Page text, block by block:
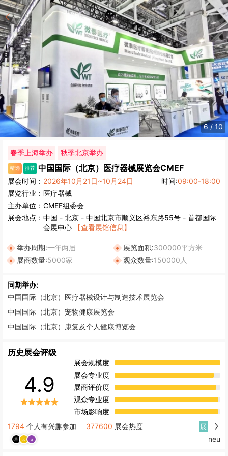
6/10
春季上海举办 秋季北京举办
精选 推荐 中国国际（北京）医疗器械展览会CMEF
展会时间： 2026年10月21日~10月24日 时间:09:00-18:00
展览行业： 医疗器械
主办单位： CMEF组委会
展会地点： 中国 - 北京 - 中国北京市顺义区裕东路55号 - 首都国际
会展中心
【查看展馆信息】
举办周期:一年两届 展览面积:300000平方米
展商数量:5000家 观众数量:150000人
同期举办:
中国国际（北京）医疗器械设计与制造技术展览会
中国国际（北京）宠物健康展览会
中国国际（北京）康复及个人健康博览会
历史展会评级
4.9
展会规模度
展会专业度
展商评价度
观众专业度
市场影响度
1794 个人有兴趣参加 377600 展会热度 展
neu